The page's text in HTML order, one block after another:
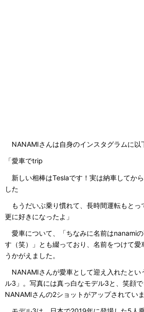
NANAMIさんは自身のインスタグラムに以
「愛車でtrip
新しい相棒はTeslaです！実は納車してか
した
もうだいぶ乗り慣れて、長時間運転もとっ
更に好きになったよ」
愛車について、「ちなみに名前はnanamiの
す（笑）」とも綴っており、名前をつけて愛
うかがえました。
NANAMIさんが愛車として迎え入れたとい
ル3」。写真には真っ白なモデル3と、笑顔
NANAMIさんの2ショットがアップされていま